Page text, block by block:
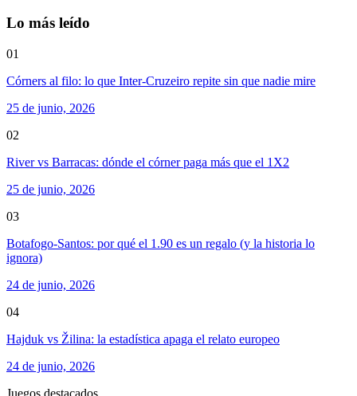
Lo más leído
01
Córners al filo: lo que Inter-Cruzeiro repite sin que nadie mire
25 de junio, 2026
02
River vs Barracas: dónde el córner paga más que el 1X2
25 de junio, 2026
03
Botafogo-Santos: por qué el 1.90 es un regalo (y la historia lo
ignora)
24 de junio, 2026
04
Hajduk vs Žilina: la estadística apaga el relato europeo
24 de junio, 2026